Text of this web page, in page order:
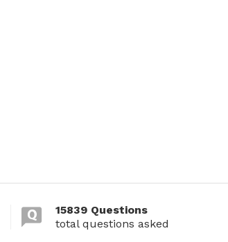
15839 Questions
total questions asked